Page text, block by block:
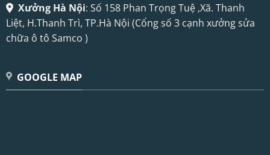
Xưởng Hà Nội: Số 158 Phan Trọng Tuệ ,Xã. Thanh
Liệt, H.Thanh Trì, TP.Hà Nội (Cổng số 3 cạnh xưởng sửa
chữa ô tô Samco )
GOOGLE MAP